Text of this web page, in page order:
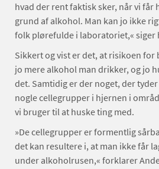
hvad der rent faktisk sker, når vi får
grund af alkohol. Man kan jo ikke
folk plørefulde i laboratoriet,« siger
Sikkert og vist er det, at risikoen
jo mere alkohol man drikker, og jo
det. Samtidig er der noget, der
nogle cellegrupper i hjernen i
vi bruger til at huske ting med.
»De cellegrupper er formentlig
det kan resultere i, at man ikke får
under alkoholrusen,« forklarer